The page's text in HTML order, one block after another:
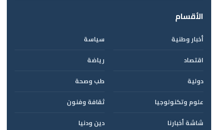
الأقسام
أخبار وطنية
سياسة
اقتصاد
رياضة
دولية
طب وصحة
علوم وتكنولوجيا
ثقافة وفنون
شاشة أخبارنا
دين ودنيا